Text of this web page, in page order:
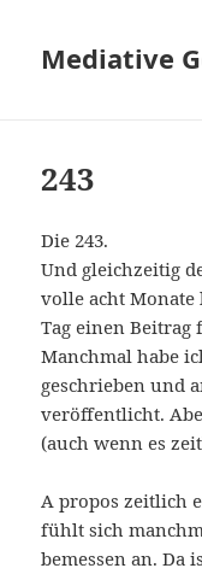
Mediative
243
Die 243.
Und gleichzeitig
volle acht
Tag einen Beitrag
Manchmal habe
geschrieben und
veröffentlicht.
(auch wenn es
A propos zeitlich
fühlt sich
bemessen an. Da